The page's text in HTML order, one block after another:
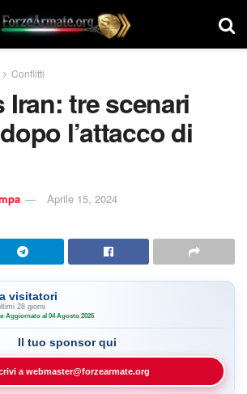
Conflitti
Iran: tre scenari
l’attacco di
Aprile 15, 2024
visitatori
28 giorni
·Aggiornato al 04 Agosto 2026
Il tuo sponsor qui
a webmaster@forzearmate.org